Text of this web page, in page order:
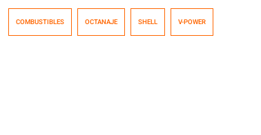
alcanzaron una cifra de 1.429.335 unidades vendidas a
diciembre del año pasado, más de 400 mil más que en
COMBUSTIBLES OCTANAJE SHELL V-POWER